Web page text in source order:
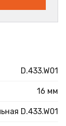
D.433.W01
16 мм
D.433.W01